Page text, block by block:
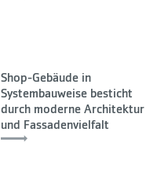
Shop-Gebäude in
Systembauweise besticht
durch moderne Architektur
und Fassadenvielfalt